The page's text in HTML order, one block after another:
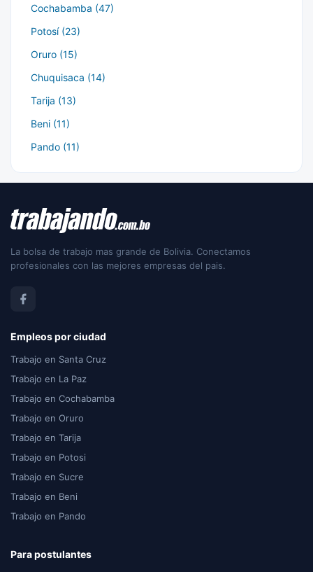
Cochabamba (47)
Potosí (23)
Oruro (15)
Chuquisaca (14)
Tarija (13)
Beni (11)
Pando (11)
La bolsa de trabajo mas grande de Bolivia. Conectamos
profesionales con las mejores empresas del pais.
Empleos por ciudad
Trabajo en Santa Cruz
Trabajo en La Paz
Trabajo en Cochabamba
Trabajo en Oruro
Trabajo en Tarija
Trabajo en Potosi
Trabajo en Sucre
Trabajo en Beni
Trabajo en Pando
Para postulantes